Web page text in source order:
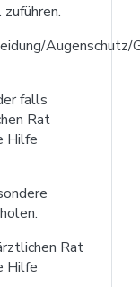
Augenschutz/
falls
Rat
Hilfe
Rat
Hilfe